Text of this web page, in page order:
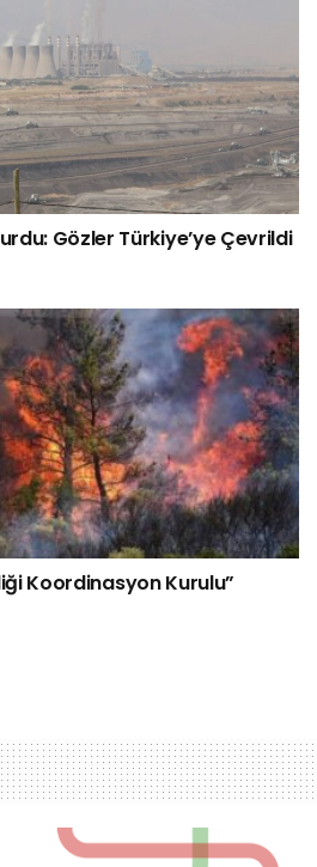
Gözler Türkiye’ye Çevrildi
Koordinasyon Kurulu”